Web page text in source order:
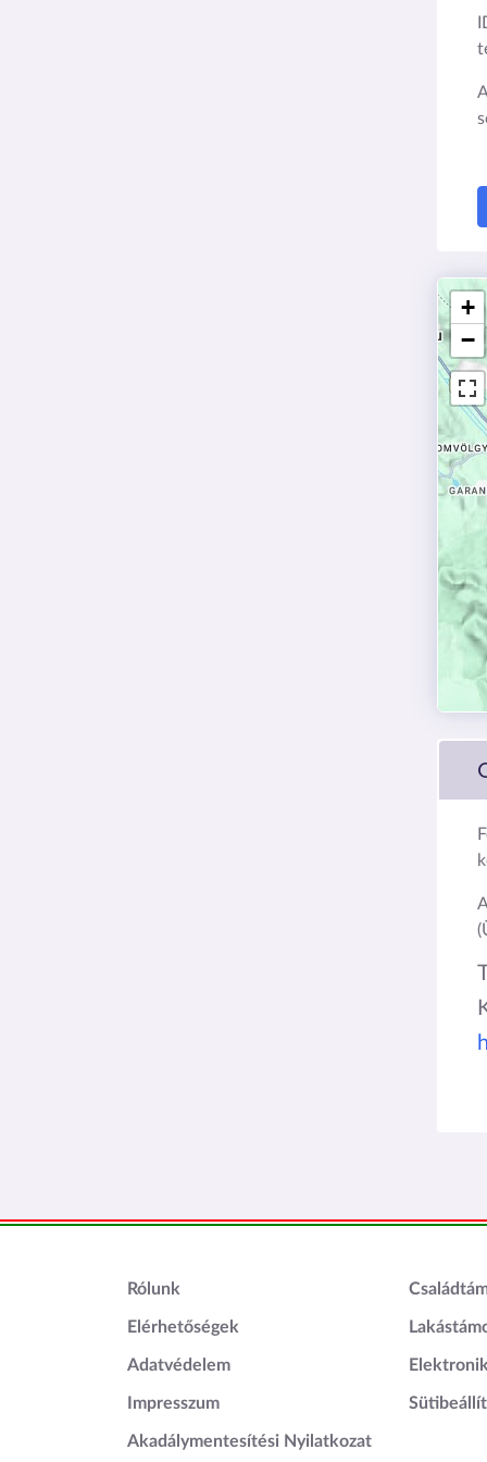
+
−
Lábléc1
Rólunk
Elérhetőségek
Adatvédelem
Impresszum
Akadálymentesítési Nyilatkozat